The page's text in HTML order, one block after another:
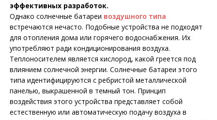
эффективных разработок.
Однако солнечные батареи воздушного типа
встречаются нечасто. Подобные устройства не подходят
для отопления дома или горячего водоснабжения. Их
употребляют ради кондиционирования воздуха.
Теплоносителем является кислород, какой греется под
влиянием солнечной энергии. Солнечные батареи этого
типа идентифицируются с ребристой металлической
панелью, выкрашенной в темный тон. Принцип
воздействия этого устройства представляет собой
естественную или автоматическую подачу воздуха в